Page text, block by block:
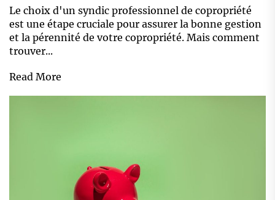
Le choix d'un syndic professionnel de copropriété
est une étape cruciale pour assurer la bonne gestion
et la pérennité de votre copropriété. Mais comment
trouver...
Read More